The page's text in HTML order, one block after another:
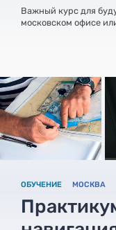
Важный курс для
московском офисе
ОБУЧЕНИЕ МОСКВА